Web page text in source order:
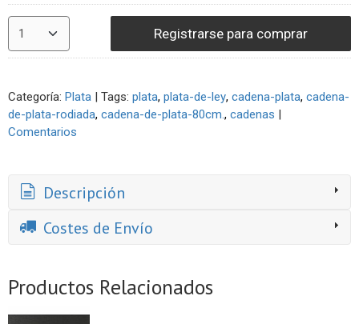
Registrarse para comprar
Categoría: Plata | Tags: plata plata-de-ley cadena-plata cadena-
de-plata-rodiada cadena-de-plata-80cm. cadenas |
Comentarios
Descripción
Costes de Envío
Productos Relacionados